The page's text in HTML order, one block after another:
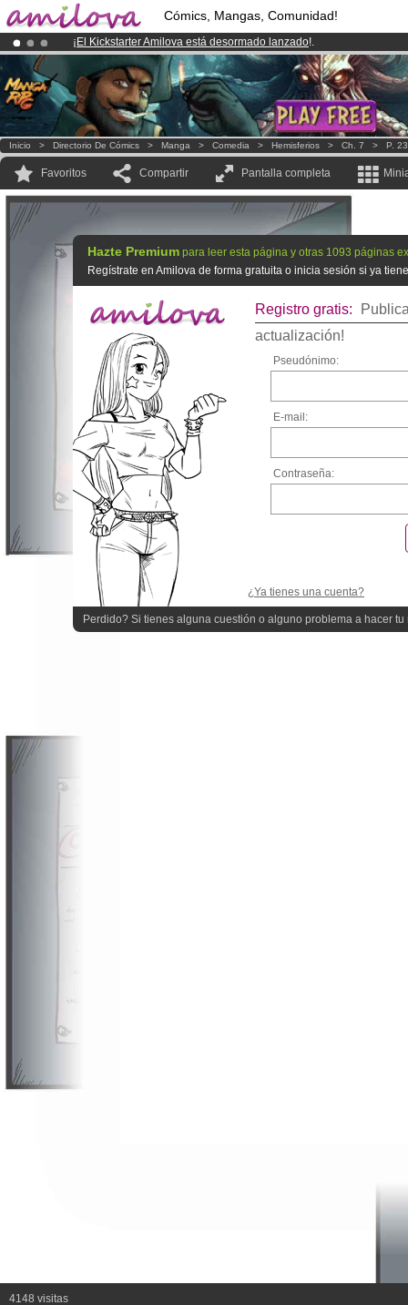
Cómics, Mangas, Comunidad!
¡ El Kickstarter Amilova está desormado lanzado!.
¡Ya tenemos 100000miembrosy 1000Cómics y Mangas!.
¡Conviertete en Premium por3.95 euros al mes!Hazte Premium ya
Inicio > Directorio De Cómics > Manga > Comedia > Hemisferios > Ch. 7 > P. 23
Favoritos Compartir Pantalla completa
Hazte Premium para leer esta página y otras 1093 páginas
Regístrate en Amilova de forma gratuita o inicia sesión si ya
Registro gratis:
actualización!
Pseudónimo:
E-mail:
Contraseña:
¿Ya tienes una cuenta?
Perdido? Si tienes alguna cuestión o alguno problema a hacer
4148 visitas